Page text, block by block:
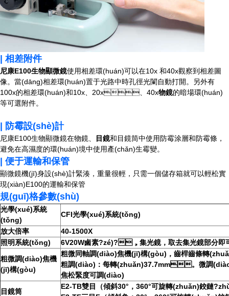
| 相差附件
尼康E100生物顯微鏡使用相差環(huán)可以在10x 和40x觀察到相差圖
像。當(dāng)相差環(huán)置于光路中時孔徑光闌自動打開。另外有
100x的相差環(huán)和10x、20x、40x物鏡的暗場環(huán)
等可選附件。
| 防霉設(shè)計
尼康E100生物顯微鏡在物鏡、 目鏡和目鏡筒中使用防霉涂層和防霉條，
避免在高濕度的環(huán)境中使用產(chǎn)生霉變。
| 便于運輸和保管
顯微鏡機(jī)身設(shè)計緊湊，重量很輕，只需一個儲存箱就可以輕松實
現(xiàn)E100的運輸和保管
規(guī)格參數(shù)
光學(xué)系統
(tǒng)
CFI光學(xué)系統(tǒng)
放大倍率
40-1500X
照明系統(tǒng)
6V20W鹵素?zé)?，集光鏡，取去集光鏡部分即
粗微調(diào)焦機
(jī)構(gòu)
粗微同軸調(diào)焦機(jī)構(gòu)，齒桿齒條轉
粗調(diào)：每轉(zhuǎn)37.7mm。微調
焦松緊度可調(diào)
目鏡筒
E2-TB雙目（傾斜30°，360°可旋轉(zhuǎn)鉸鏈